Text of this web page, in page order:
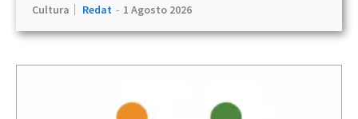
Cultura Redat - 1 Agosto 2026